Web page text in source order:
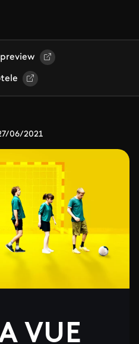
06/2021
VUE